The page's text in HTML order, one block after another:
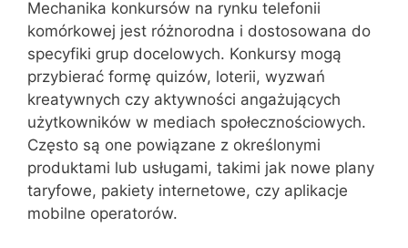
Mechanika konkursów na rynku telefonii
komórkowej jest różnorodna i dostosowana do
specyfiki grup docelowych. Konkursy mogą
przybierać formę quizów, loterii, wyzwań
kreatywnych czy aktywności angażujących
użytkowników w mediach społecznościowych.
Często są one powiązane z określonymi
produktami lub usługami, takimi jak nowe plany
taryfowe, pakiety internetowe, czy aplikacje
mobilne operatorów.